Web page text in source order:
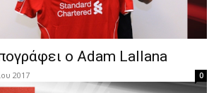
ο Adam Lallana
2017 0